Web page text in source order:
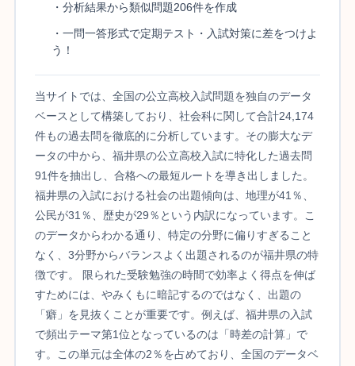
・分析結果から類似問題206件を作成
・一問一答形式で定期テスト・入試対策に差をつけよ
う！
当サイトでは、全国の公立高校入試問題を独自のデータ
ベースとして構築しており、社会科に関して合計24,174
件もの過去問を徹底的に分析しています。その膨大なデ
ータの中から、福井県の公立高校入試に特化した過去問
91件を抽出し、合格への最短ルートを導き出しました。
福井県の入試における社会の出題傾向は、地理が41％、
公民が31％、歴史が29％という内訳になっています。こ
のデータからわかる通り、特定の分野に偏りすぎること
なく、3分野からバランスよく出題されるのが福井県の特
徴です。 限られた受験勉強の時間で効率よく得点を伸ば
すためには、やみくもに暗記するのではなく、出題の
「癖」を見抜くことが重要です。例えば、福井県の入試
で頻出テーマ第1位となっているのは「時差の計算」で
す。この単元は全体の2％を占めており、全国のデータベ